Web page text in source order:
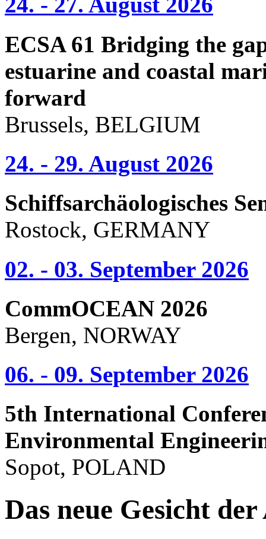
ECSA 61 Bridging the
estuarine and coastal
forward
Brussels, BELGIUM
24. - 29. August 2026
Schiffsarchäologisches
Rostock, GERMANY
02. - 03. September 2026
CommOCEAN 2026
Bergen, NORWAY
06. - 09. September 2026
5th International
Environmental
Sopot, POLAND
Das neue Gesicht